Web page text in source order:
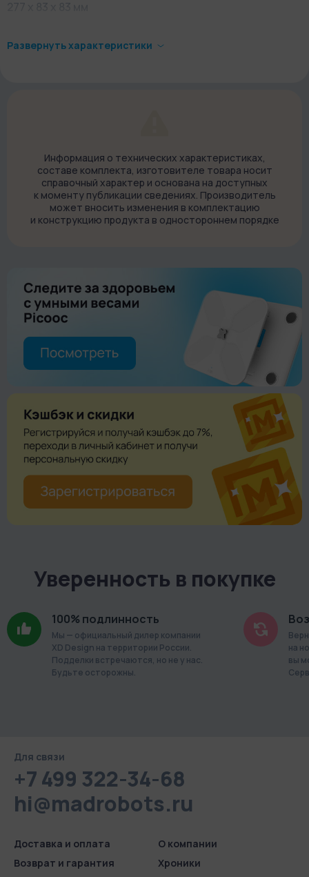
Вес в упаковке
Что в коробке
Тритановая бутылка для воды Pinkah 1000 мл
Документация
Развернуть характеристики
Информация о технических характеристиках,
составе комплекта, изготовителе товара носит
справочный характер и основана на доступных
к моменту публикации сведениях. Производитель
может вносить изменения в комплектацию
и конструкцию продукта в одностороннем порядке
Уверенность в покупке
100% подлинность
Мы — официальный дилер компании
XD Design на территории России.
Подделки встречаются, но не у нас.
Будьте осторожны.
на
вы
Для связи
+7 499 322-34-68
hi@madrobots.ru
Доставка и оплата
Возврат и гарантия
О компании
Хроники